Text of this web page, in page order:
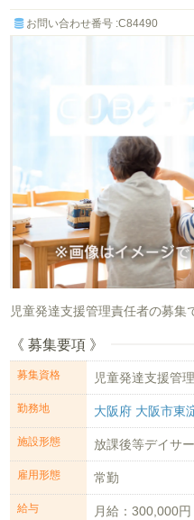
お問い合わせ番号 :C84490
児童発達支援管理責任者の募集
《 募集要項 》
募集資格 児童発達支援管
勤務地 大阪府 大阪市東
施設形態 放課後等デイサ
雇用形態 常勤
給与 月給：300,000円